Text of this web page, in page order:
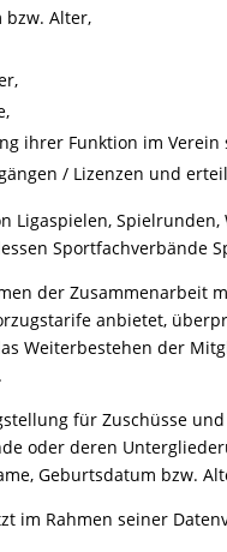
bzw. Alter,
ihrer Funktion im Verein
/ Lizenzen und
Ligaspielen,
Sportfachverbände
der Zusammenarbeit
anbietet,
Weiterbestehen der
für Zuschüsse
oder deren
Geburtsdatum bzw.
im Rahmen seiner